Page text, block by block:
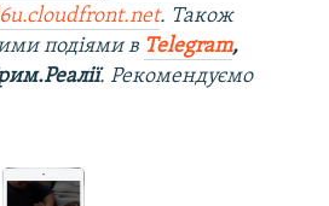
. Також
подіями в Telegram,
. Рекомендуємо